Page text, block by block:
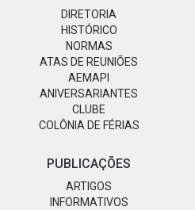
DIRETORIA
HISTÓRICO
NORMAS
ATAS DE REUNIÕES
AEMAPI
ANIVERSARIANTES
CLUBE
COLÔNIA DE FÉRIAS
PUBLICAÇÕES
ARTIGOS
INFORMATIVOS